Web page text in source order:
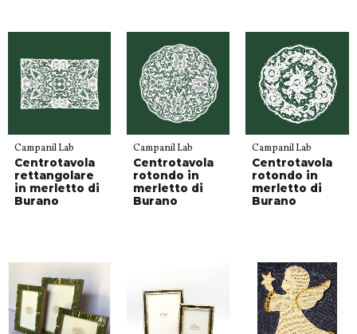
Campanil Lab
Centrotavola
rettangolare
in merletto di
Burano
Campanil Lab
Centrotavola
rotondo in
merletto di
Burano
Campanil Lab
Centrotavola
rotondo in
merletto di
Burano